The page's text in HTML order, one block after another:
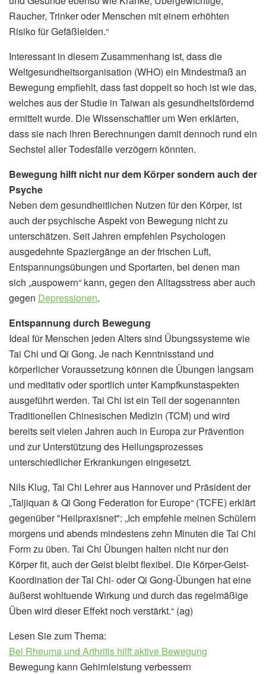
Raucher, Trinker oder Menschen mit einem erhöhten
Risiko für Gefäßleiden.“
Interessant in diesem Zusammenhang ist, dass die
Weltgesundheitsorganisation (WHO) ein Mindestmaß an
Bewegung empfiehlt, dass fast doppelt so hoch ist wie das,
welches aus der Studie in Taiwan als gesundheitsfördernd
ermittelt wurde. Die Wissenschaftler um Wen erklärten,
dass sie nach ihren Berechnungen damit dennoch rund ein
Sechstel aller Todesfälle verzögern könnten.
Bewegung hilft nicht nur dem Körper sondern auch der
Psyche
Neben dem gesundheitlichen Nutzen für den Körper, ist
auch der psychische Aspekt von Bewegung nicht zu
unterschätzen. Seit Jahren empfehlen Psychologen
ausgedehnte Spaziergänge an der frischen Luft,
Entspannungsübungen und Sportarten, bei denen man
sich „auspowern“ kann, gegen den Alltagsstress aber auch
gegen Depressionen.
Entspannung durch Bewegung
Ideal für Menschen jeden Alters sind Übungssysteme wie
Tai Chi und Qi Gong. Je nach Kenntnisstand und
körperlicher Voraussetzung können die Übungen langsam
und meditativ oder sportlich unter Kampfkunstaspekten
ausgeführt werden. Tai Chi ist ein Teil der sogenannten
Traditionellen Chinesischen Medizin (TCM) und wird
bereits seit vielen Jahren auch in Europa zur Prävention
und zur Unterstützung des Heilungsprozesses
unterschiedlicher Erkrankungen eingesetzt.
Nils Klug, Tai Chi Lehrer aus Hannover und Präsident der
„Taijiquan & Qi Gong Federation for Europe“ (TCFE) erklärt
gegenüber "Heilpraxisnet": „Ich empfehle meinen Schülern
morgens und abends mindestens zehn Minuten die Tai Chi
Form zu üben. Tai Chi Übungen halten nicht nur den
Körper fit, auch der Geist bleibt flexibel. Die Körper-Geist-
Koordination der Tai Chi- oder Qi Gong-Übungen hat eine
äußerst wohltuende Wirkung und durch das regelmäßige
Üben wird dieser Effekt noch verstärkt.“ (ag)
Lesen Sie zum Thema:
Bei Rheuma und Arthritis hilft aktive Bewegung
Bewegung kann Gehirnleistung verbessern